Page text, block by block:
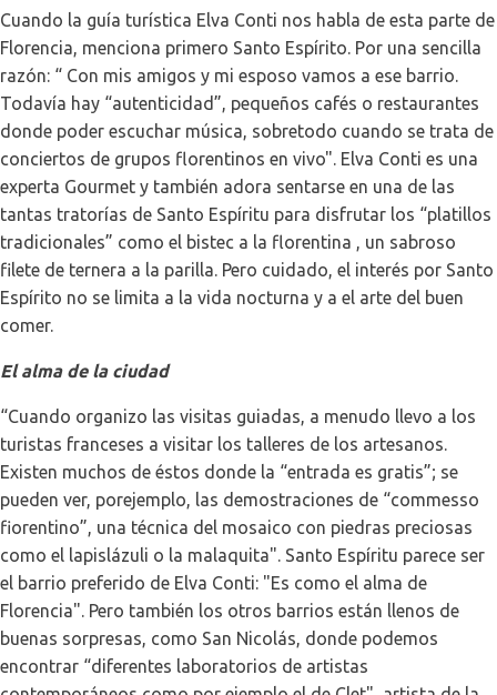
Cuando la guía turística Elva Conti nos habla de esta parte de
Florencia, menciona primero Santo Espírito. Por una sencilla
razón: “ Con mis amigos y mi esposo vamos a ese barrio.
Todavía hay “autenticidad”, pequeños cafés o restaurantes
donde poder escuchar música, sobretodo cuando se trata de
conciertos de grupos florentinos en vivo". Elva Conti es una
experta Gourmet y también adora sentarse en una de las
tantas tratorías de Santo Espíritu para disfrutar los “platillos
tradicionales” como el bistec a la florentina , un sabroso
filete de ternera a la parilla. Pero cuidado, el interés por Santo
Espírito no se limita a la vida nocturna y a el arte del buen
comer.
El alma de la ciudad
“Cuando organizo las visitas guiadas, a menudo llevo a los
turistas franceses a visitar los talleres de los artesanos.
Existen muchos de éstos donde la “entrada es gratis”; se
pueden ver, porejemplo, las demostraciones de “commesso
fiorentino”, una técnica del mosaico con piedras preciosas
como el lapislázuli o la malaquita". Santo Espíritu parece ser
el barrio preferido de Elva Conti: "Es como el alma de
Florencia". Pero también los otros barrios están llenos de
buenas sorpresas, como San Nicolás, donde podemos
encontrar “diferentes laboratorios de artistas